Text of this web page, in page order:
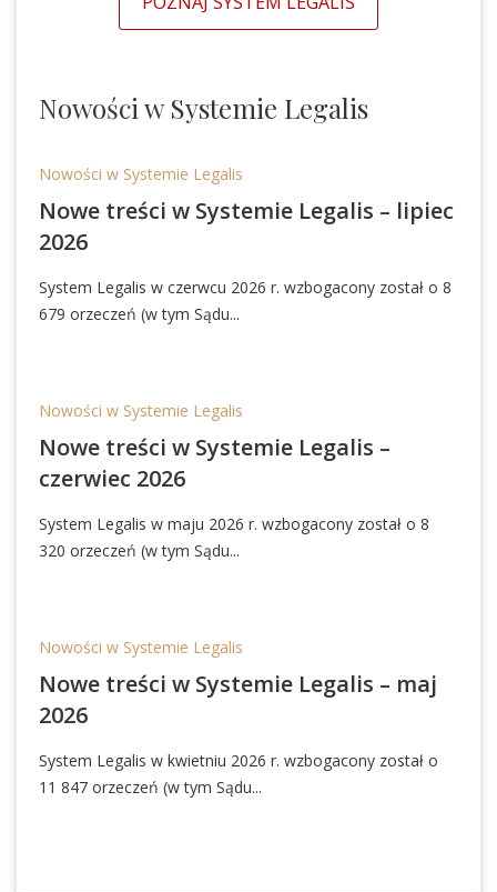
Nowości w Systemie Legalis
Nowości w Systemie Legalis
Nowe treści w Systemie Legalis – lipiec
2026
System Legalis w czerwcu 2026 r. wzbogacony został o 8
679 orzeczeń (w tym Sądu...
Nowości w Systemie Legalis
Nowe treści w Systemie Legalis –
czerwiec 2026
System Legalis w maju 2026 r. wzbogacony został o 8
320 orzeczeń (w tym Sądu...
Nowości w Systemie Legalis
Nowe treści w Systemie Legalis – maj
2026
System Legalis w kwietniu 2026 r. wzbogacony został o
11 847 orzeczeń (w tym Sądu...